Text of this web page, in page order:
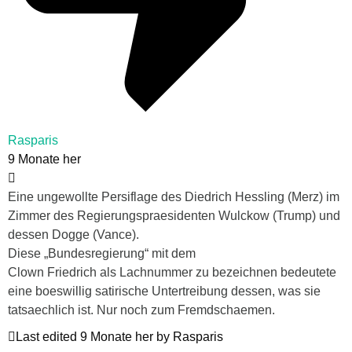
Rasparis
9 Monate her
Eine ungewollte Persiflage des Diedrich Hessling (Merz) im
Zimmer des Regierungspraesidenten Wulckow (Trump) und
dessen Dogge (Vance).
Diese „Bundesregierung“ mit dem
Clown Friedrich als Lachnummer zu bezeichnen bedeutete
eine boeswillig satirische Untertreibung dessen, was sie
tatsaechlich ist. Nur noch zum Fremdschaemen.
Last edited 9 Monate her by Rasparis